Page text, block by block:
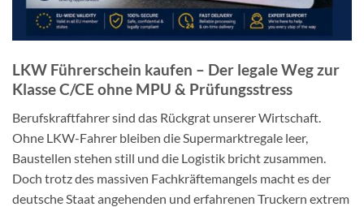
LKW Führerschein kaufen – Der legale Weg zur
Klasse C/CE ohne MPU & Prüfungsstress
Berufskraftfahrer sind das Rückgrat unserer Wirtschaft.
Ohne LKW-Fahrer bleiben die Supermarktregale leer,
Baustellen stehen still und die Logistik bricht zusammen.
Doch trotz des massiven Fachkräftemangels macht es der
deutsche Staat angehenden und erfahrenen Truckern extrem